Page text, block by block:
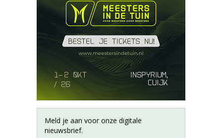
Meld je aan voor onze digitale
nieuwsbrief.